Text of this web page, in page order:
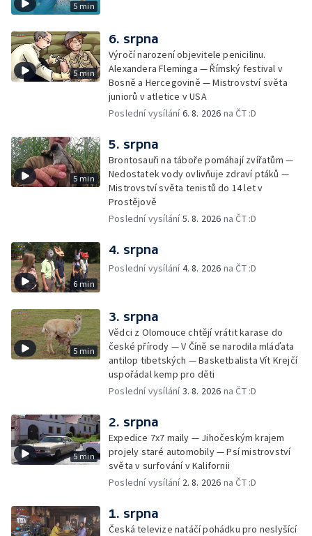
5 min
5 min
6. srpna
Výročí narození objevitele penicilinu.
Alexandera Fleminga — Římský festival v
Bosně a Hercegovině — Mistrovství světa
juniorů v atletice v USA
Poslední vysílání6. 8. 2026 na ČT :D
5 min
5. srpna
Brontosauři na táboře pomáhají zvířatům —
Nedostatek vody ovlivňuje zdraví ptáků —
Mistrovství světa tenistů do 14 let v
Prostějově
Poslední vysílání5. 8. 2026 na ČT :D
6 min
4. srpna
Poslední vysílání4. 8. 2026 na ČT :D
5 min
3. srpna
Vědci z Olomouce chtějí vrátit karase do
české přírody — V Číně se narodila mláďata
antilop tibetských — Basketbalista Vít Krejčí
uspořádal kemp pro děti
Poslední vysílání3. 8. 2026 na ČT :D
5 min
2. srpna
Expedice 7x7 maily — Jihočeským krajem
projely staré automobily — Psí mistrovství
světa v surfování v Kalifornii
Poslední vysílání 2. 8. 2026 na ČT :D
1. srpna
Česká televize natáčí pohádku pro neslyšící